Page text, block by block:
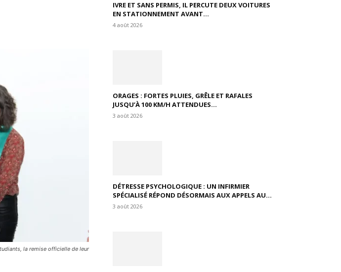
la remise officielle de leur
IVRE ET SANS PERMIS, IL PERCUTE DEUX VOITURES
EN STATIONNEMENT AVANT...
4 août 2026
ORAGES : FORTES PLUIES, GRÊLE ET RAFALES
JUSQU’À 100 KM/H ATTENDUES...
3 août 2026
DÉTRESSE PSYCHOLOGIQUE : UN INFIRMIER
SPÉCIALISÉ RÉPOND DÉSORMAIS AUX APPELS AU...
3 août 2026